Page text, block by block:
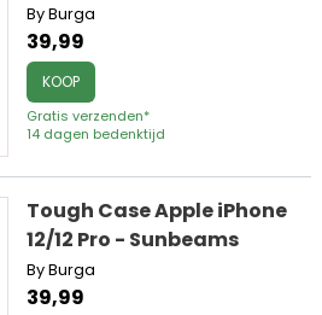
By Burga
39,99
KOOP
Gratis verzenden*
14 dagen bedenktijd
Tough Case Apple iPhone
12/12 Pro - Sunbeams
By Burga
39,99